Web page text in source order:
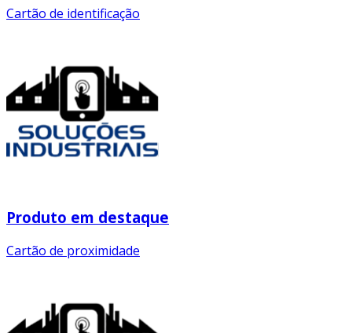
Cartão de identificação
Produto em destaque
Cartão de proximidade